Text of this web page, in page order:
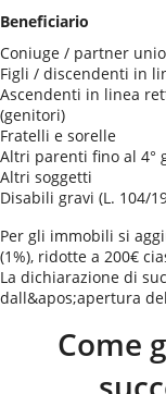
Beneficiario
Coniuge / partner
Figli / discendenti in
Ascendenti in linea
(genitori)
Fratelli e sorelle
Altri parenti fino al 4°
Altri soggetti
Disabili gravi (L. 104/
Per gli immobili si
(1%), ridotte a 200€
La dichiarazione di
dall&apos;apertura
Come